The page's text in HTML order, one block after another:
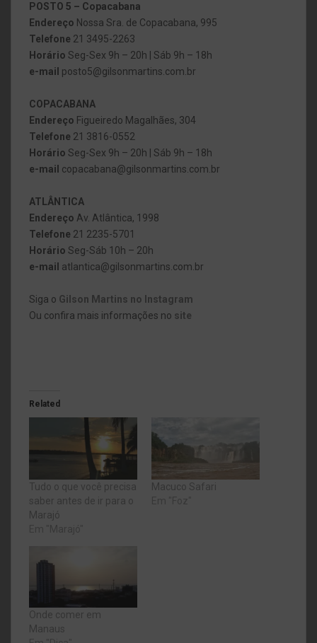
POSTO 5 – Copacabana
Endereço Nossa Sra. de Copacabana, 995
Telefone 21 3495-2263
Horário Seg-Sex 9h – 20h | Sáb 9h – 18h
e-mail posto5@gilsonmartins.com.br
COPACABANA
Endereço Figueiredo Magalhães, 304
Telefone 21 3816-0552
Horário Seg-Sex 9h – 20h | Sáb 9h – 18h
e-mail copacabana@gilsonmartins.com.br
ATLÂNTICA
Endereço Av. Atlântica, 1998
Telefone 21 2235-5701
Horário Seg-Sáb 10h – 20h
e-mail atlantica@gilsonmartins.com.br
Siga o Gilson Martins no Instagram
Ou confira mais informações no site
Related
Tudo o que você precisa
saber antes de ir para o
Marajó
Macuco Safari
Onde comer em
Manaus